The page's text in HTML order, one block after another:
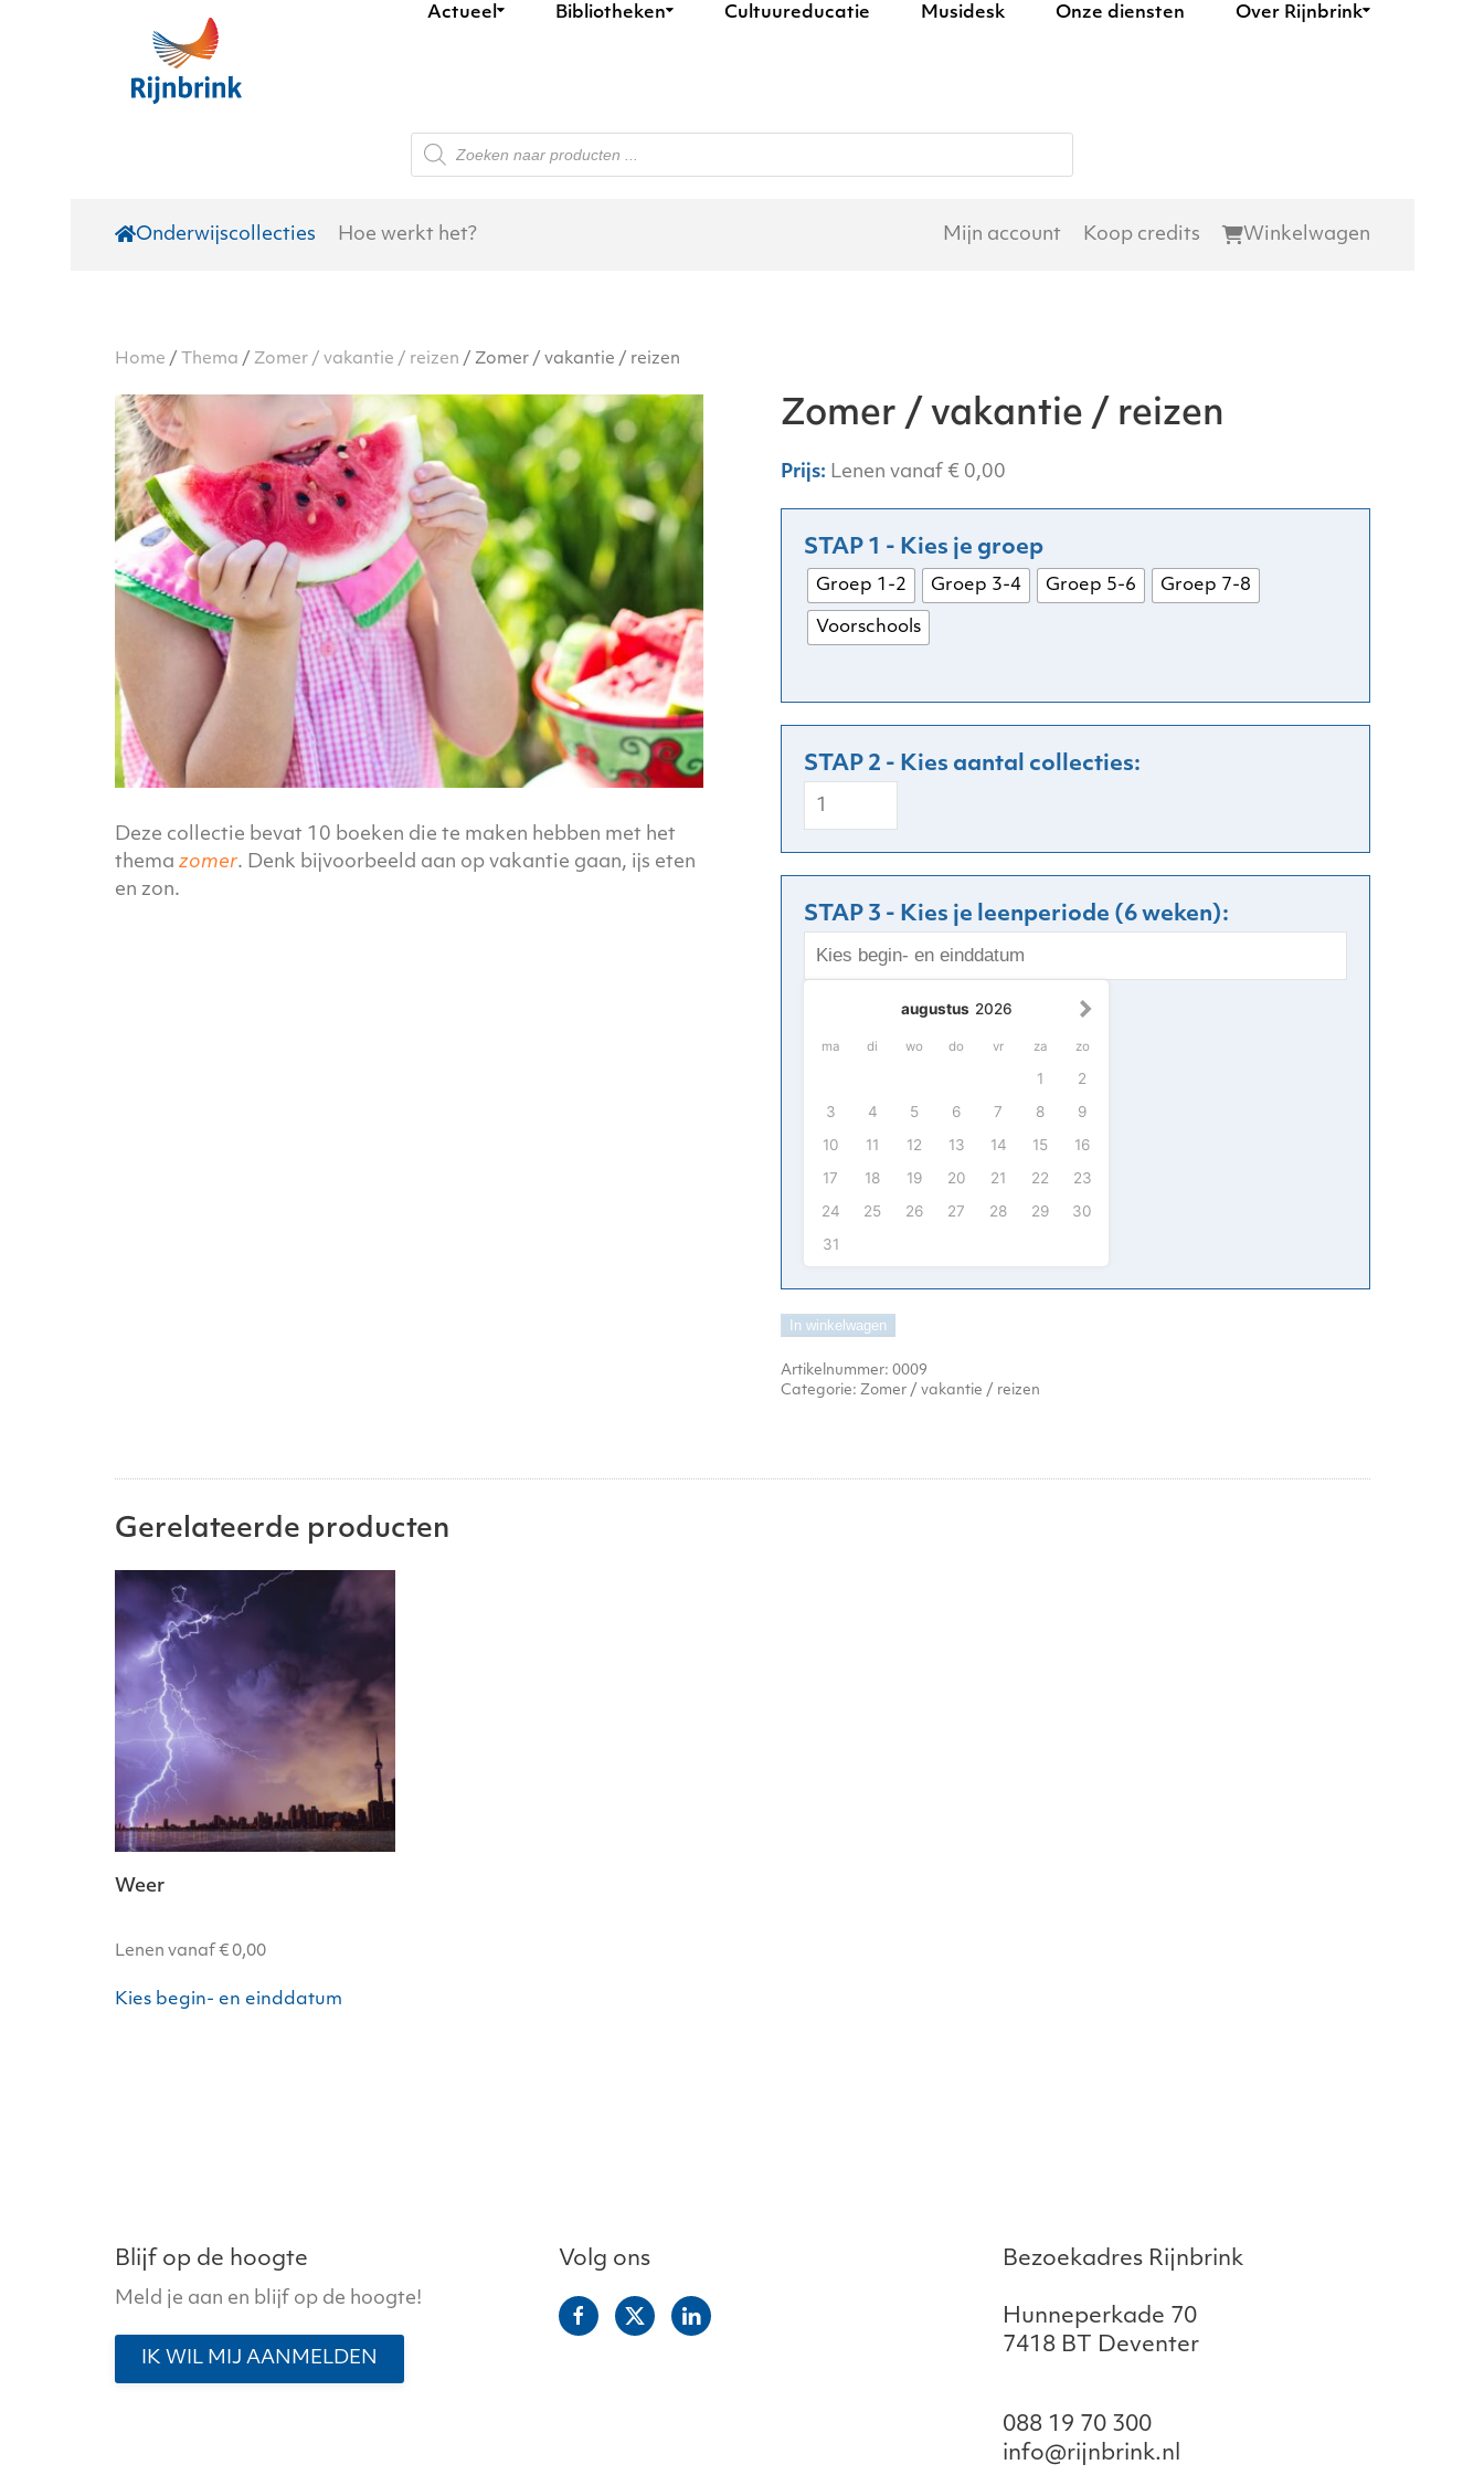
Skip to main content
Actueel Bibliotheken Cultuureducatie Musidesk Onze diensten Over Rijnbrink
Producten
zoeken
Onderwijscollecties Hoe werkt het? Mijn account Koop credits Winkelwagen
Home / Thema / Zomer / vakantie / reizen / Zomer / vakantie / reizen
Zomer / vakantie / reizen
Lenen vanaf € 0,00
Groep 1-2 Groep 3-4 Groep 5-6 Groep 7-8
Voorschools
Zomer
vakantie
/
reizen
aantal
STAP 3 - Kies je leenperiode (6 weken):
augustus 2026
ma di wo do vr za zo
1
2
3
4 5 6 7 8
9
10
11 12 13 14 15
16
17
18 19 20 21 22
23
24
25 26 27 28 29
30
31
In winkelwagen
Artikelnummer: 0009
Categorie: Zomer / vakantie / reizen
Deze collectie bevat 10 boeken die te maken hebben met het
thema zomer. Denk bijvoorbeeld aan op vakantie gaan, ijs eten
en zon.
Gerelateerde producten
Weer
Lenen vanaf €0,00
Kies begin- en einddatum
Blijf op de hoogte
Meld je aan en blijf op de hoogte!
IK WIL MIJ AANMELDEN
Volg ons Bezoekadres Rijnbrink
Hunneperkade 70
7418 BT Deventer
088 19 70 300
info@rijnbrink.nl